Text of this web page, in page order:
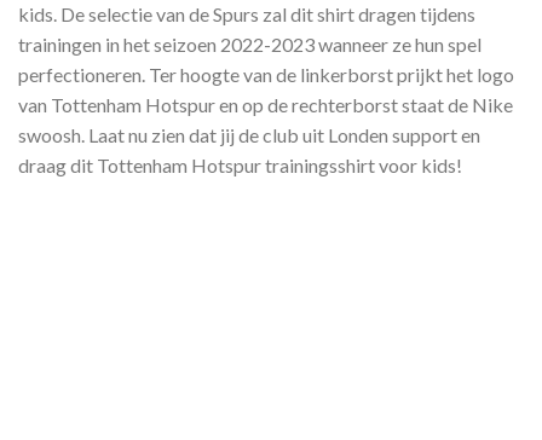
kids. De selectie van de Spurs zal dit shirt dragen tijdens
trainingen in het seizoen 2022-2023 wanneer ze hun spel
perfectioneren. Ter hoogte van de linkerborst prijkt het logo
van Tottenham Hotspur en op de rechterborst staat de Nike
swoosh. Laat nu zien dat jij de club uit Londen support en
draag dit Tottenham Hotspur trainingsshirt voor kids!